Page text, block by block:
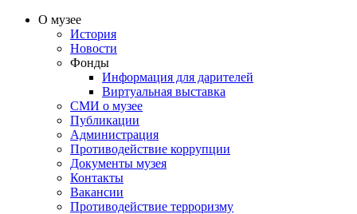
О музее
История
Новости
Фонды
Информация для дарителей
Виртуальная выставка
СМИ о музее
Публикации
Администрация
Противодействие коррупции
Документы музея
Контакты
Вакансии
Противодействие терроризму